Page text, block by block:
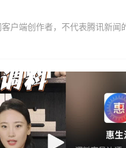
户端创作者，不代表腾讯新闻